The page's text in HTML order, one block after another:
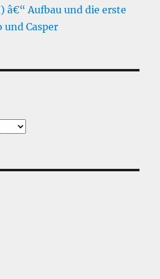
â€“ Aufbau und die erste
Casper